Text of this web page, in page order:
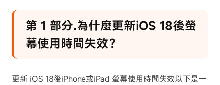
第 1 部分.為什麼更新iOS 18後螢
幕使用時間失效？
更新 iOS 18後iPhone或iPad 螢幕使用時間失效以下是一